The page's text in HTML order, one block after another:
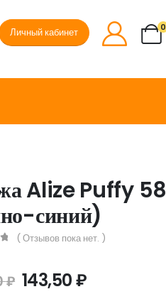
Личный кабинет 0
Alize Puffy 58
синий)
( Отзывов пока нет. )
₽ 143,50₽